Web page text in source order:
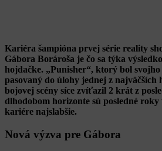
Kariéra šampióna prvej série reality
Gábora Borároša je čo sa týka
hojdačke. „Punisher“, ktorý bol
pasovaný do úlohy jednej z najväčších
bojovej scény síce zvíťazil 2 krát z
dlhodobom horizonte sú posledné roky
kariére najslabšie.
Nová výzva pre Gábora